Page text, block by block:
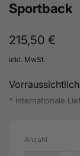
Sportback
Normaler
Preis
215,50 €
inkl. MwSt.
* Internationale
Anzahl